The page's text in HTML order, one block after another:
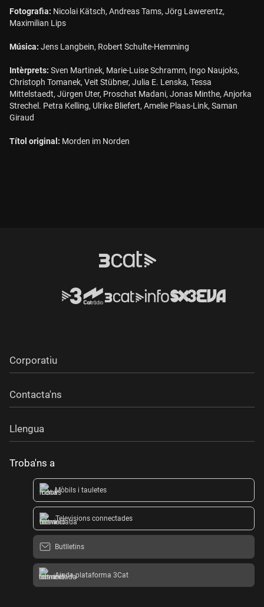
Fotografia: Nicolai Kätsch, Andreas Tams, Jörg Lawerentz,
Maximilian Lips
Música: Jens Langbein, Robert Schulte-Hemming
Intèrprets: Sven Martinek, Marie-Luise Schramm, Ingo Naujoks,
Christoph Tomanek, Veit Stübner, Julia E. Lenska, Tessa
Mittelstaedt, Jürgen Uter, Proschat Madani, Jonas Minthe, Anjorka
Strechel. Petra Kelling, Ulrike Bliefert, Amelie Plaas-Link, Saman
Giraud
Títol original: Morden im Norden
Corporatiu
Contacta'ns
Llengua
Troba'ns a
Mòbils i tauletes
Televisions connectades
Butlletins
Ajuda plataforma 3Cat